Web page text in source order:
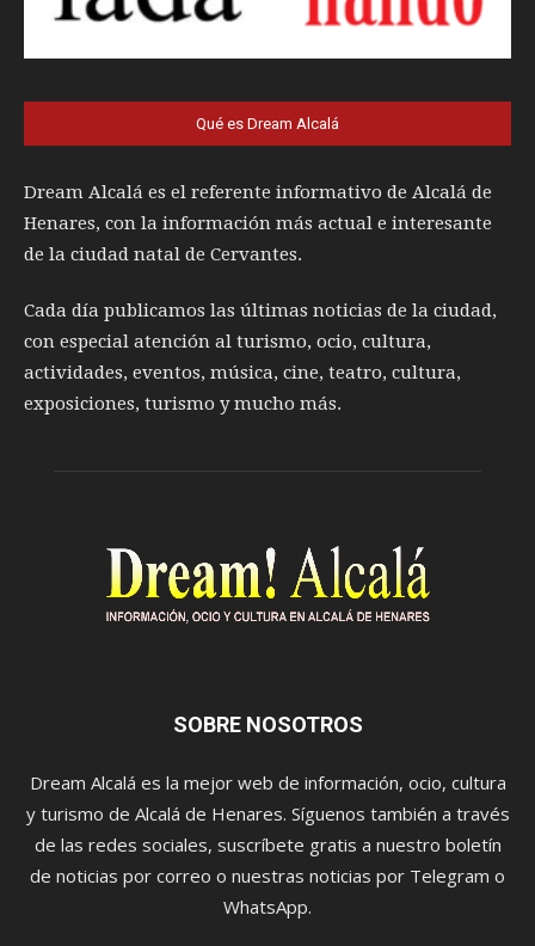
Qué es Dream Alcalá
Dream Alcalá es el referente informativo de Alcalá de
Henares, con la información más actual e interesante
de la ciudad natal de Cervantes.
Cada día publicamos las últimas noticias de la ciudad,
con especial atención al turismo, ocio, cultura,
actividades, eventos, música, cine, teatro, cultura,
exposiciones, turismo y mucho más.
SOBRE NOSOTROS
Dream Alcalá es la mejor web de información, ocio, cultura
y turismo de Alcalá de Henares. Síguenos también a través
de las redes sociales, suscríbete gratis a nuestro boletín
de noticias por correo o nuestras noticias por Telegram o
WhatsApp.